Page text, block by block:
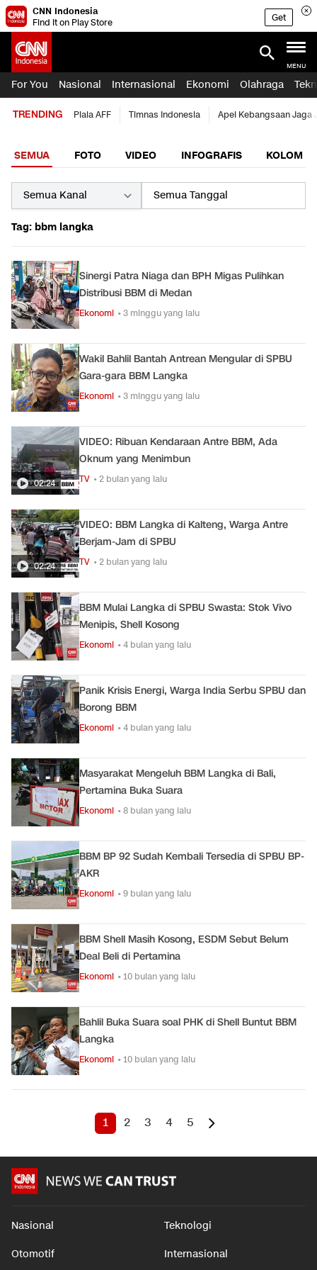
CNN Indonesia
Find it on Play Store
Get
MENU
For You Nasional Internasional Ekonomi Olahraga
TRENDING Piala AFF Timnas Indonesia Apel Kebangsaan Jaga
SEMUA FOTO VIDEO INFOGRAFIS KOLOM
Tag: bbm langka
Sinergi Patra Niaga dan BPH Migas Pulihkan
Distribusi BBM di Medan
Ekonomi • 3 minggu yang lalu
Wakil Bahlil Bantah Antrean Mengular di SPBU
Gara-gara BBM Langka
Ekonomi • 3 minggu yang lalu
02:24
VIDEO: Ribuan Kendaraan Antre BBM, Ada
Oknum yang Menimbun
TV • 2 bulan yang lalu
02:24
VIDEO: BBM Langka di Kalteng, Warga Antre
Berjam-Jam di SPBU
TV • 2 bulan yang lalu
BBM Mulai Langka di SPBU Swasta: Stok Vivo
Menipis, Shell Kosong
Ekonomi • 4 bulan yang lalu
Panik Krisis Energi, Warga India Serbu SPBU dan
Borong BBM
Ekonomi • 4 bulan yang lalu
Masyarakat Mengeluh BBM Langka di Bali,
Pertamina Buka Suara
Ekonomi • 8 bulan yang lalu
BBM BP 92 Sudah Kembali Tersedia di SPBU BP-
AKR
Ekonomi • 9 bulan yang lalu
BBM Shell Masih Kosong, ESDM Sebut Belum
Deal Beli di Pertamina
Ekonomi • 10 bulan yang lalu
Bahlil Buka Suara soal PHK di Shell Buntut BBM
Langka
Ekonomi • 10 bulan yang lalu
1 2 3 4 5
Nasional Teknologi
Otomotif Internasional